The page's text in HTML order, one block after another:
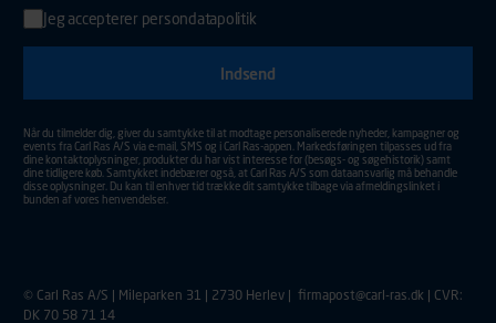
Indtast din e-mail adresse for at tilmelde dig nyhedsmail.
Jeg accepterer persondatapolitik
Når du tilmelder dig, giver du samtykke til at modtage personaliserede nyheder, kampagner og
events fra Carl Ras A/S via e-mail, SMS og i Carl Ras-appen. Markedsføringen tilpasses ud fra
dine kontaktoplysninger, produkter du har vist interesse for (besøgs- og søgehistorik) samt
dine tidligere køb. Samtykket indebærer også, at Carl Ras A/S som dataansvarlig må behandle
disse oplysninger. Du kan til enhver tid trække dit samtykke tilbage via afmeldingslinket i
bunden af vores henvendelser.
© Carl Ras A/S | Mileparken 31 | 2730 Herlev |firmapost@carl-ras.dk | CVR:
DK 70 58 71 14